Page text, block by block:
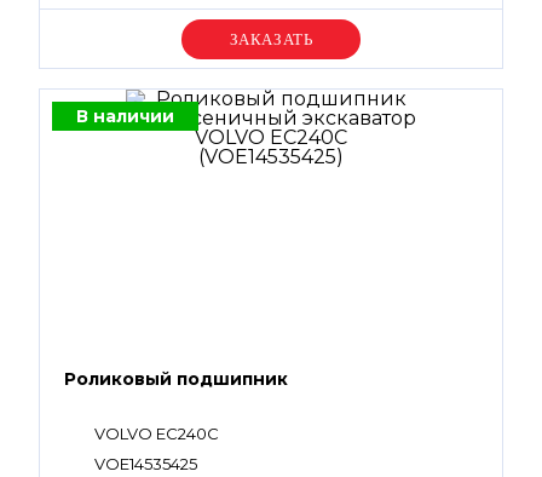
VOE14563078, VOE983502, VOE983503,
VOE983509, VOE983530, VOE990582
Уточняйте цену
В наличии
Роликовый подшипник
VOLVO EC240C
VOE14535425